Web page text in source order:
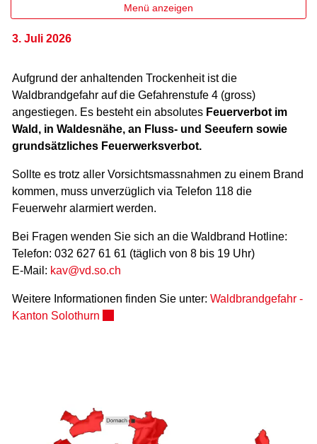
Menü anzeigen
3. Juli 2026
Aufgrund der anhaltenden Trockenheit ist die
Waldbrandgefahr auf die Gefahrenstufe 4 (gross)
angestiegen. Es besteht ein absolutes Feuerverbot im
Wald, in Waldesnähe, an Fluss- und Seeufern sowie
grundsätzliches Feuerwerksverbot.
Sollte es trotz aller Vorsichtsmassnahmen zu einem Brand
kommen, muss unverzüglich via Telefon 118 die
Feuerwehr alarmiert werden.
Bei Fragen wenden Sie sich an die Waldbrand Hotline:
Telefon: 032 627 61 61 (täglich von 8 bis 19 Uhr)
E-Mail: kav@vd.so.ch
Weitere Informationen finden Sie unter: Waldbrandgefahr -
Kanton Solothurn